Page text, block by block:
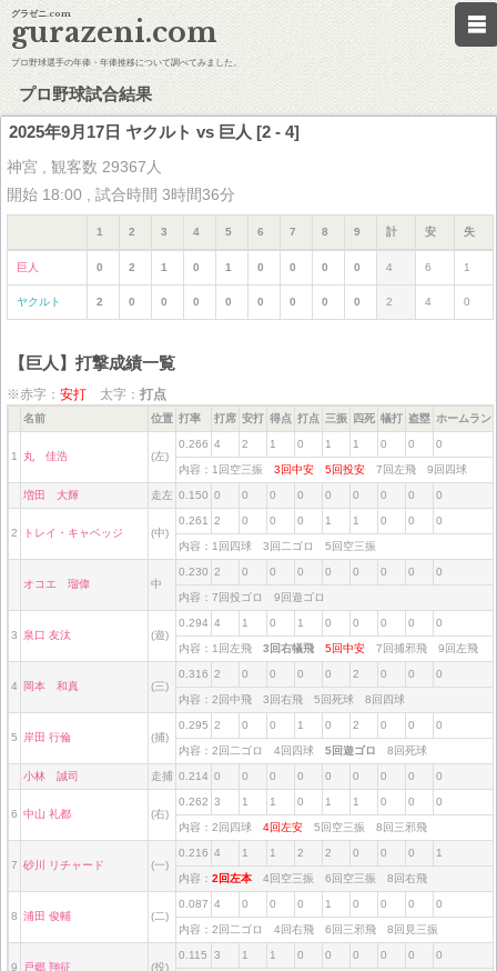
グラゼニ.com
gurazeni.com
プロ野球選手の年俸・年俸推移について調べてみました。
プロ野球試合結果
2025年9月17日 ヤクルト vs 巨人 [2 - 4]
神宮 , 観客数 29367人
開始 18:00 , 試合時間 3時間36分
1 2 3 4 5 6 7 8 9 計 安 失
巨人 0 2 1 0 1 0 0 0 0 4 6 1
ヤクルト 2 0 0 0 0 0 0 0 0 2 4 0
【巨人】打撃成績一覧
※赤字： 安打 太字： 打点
名前 位置 打率 打席 安打 得点 打点 三振 四死 犠打 盗塁 ホームラン
1 丸 佳浩 (左)
0.266 4 2 1 0 1 1 0 0 0
内容：1回空三振 3回中安 5回投安 7回左飛 9回四球
増田 大輝 走左 0.150 0 0 0 0 0 0 0 0 0
2 トレイ・キャベッジ (中)
0.261 2 0 0 0 1 1 0 0 0
内容：1回四球 3回二ゴロ 5回空三振
オコエ 瑠偉 中
0.230 2 0 0 0 0 0 0 0 0
内容：7回投ゴロ 9回遊ゴロ
3 泉口 友汰 (遊)
0.294 4 1 0 1 0 0 0 0 0
内容：1回左飛 3回右犠飛 5回中安 7回捕邪飛 9回左飛
4 岡本 和真 (三)
0.316 2 0 0 0 0 2 0 0 0
内容：2回中飛 3回右飛 5回死球 8回四球
5 岸田 行倫 (捕)
0.295 2 0 0 1 0 2 0 0 0
内容：2回二ゴロ 4回四球 5回遊ゴロ 8回死球
小林 誠司 走捕 0.214 0 0 0 0 0 0 0 0 0
6 中山 礼都 (右)
0.262 3 1 1 0 1 1 0 0 0
内容：2回四球 4回左安 5回空三振 8回三邪飛
7 砂川 リチャード (一)
0.216 4 1 1 2 2 0 0 0 1
内容： 2回左本 4回空三振 6回空三振 8回右飛
8 浦田 俊輔 (二)
0.087 4 0 0 0 1 0 0 0 0
内容：2回二ゴロ 4回右飛 6回三邪飛 8回見三振
9 戸郷 翔征 (投)
0.115 3 1 1 0 0 0 0 0 0